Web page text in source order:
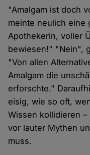
"Amalgam ist doch
meinte neulich eine
Apothekerin, voller
bewiesen!" "Nein",
"Von allen
Amalgam die
erforschte."
eisig, wie so oft,
Wissen kollidieren
vor lauter Mythen
muss.